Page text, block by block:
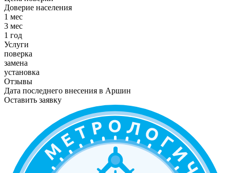
Доверие населения
1 мес
3 мес
1 год
Услуги
поверка
замена
установка
Отзывы
Дата последнего внесения в Аршин
Оставить заявку